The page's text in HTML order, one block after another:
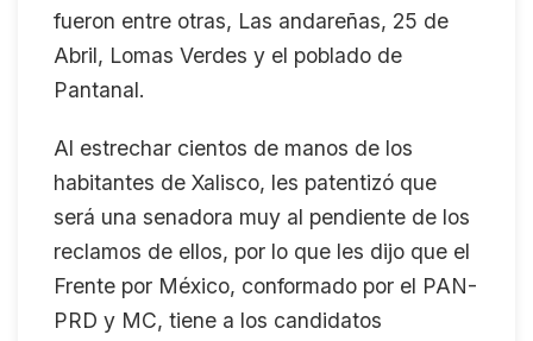
fueron entre otras, Las andareñas, 25 de
Abril, Lomas Verdes y el poblado de
Pantanal.
Al estrechar cientos de manos de los
habitantes de Xalisco, les patentizó que
será una senadora muy al pendiente de los
reclamos de ellos, por lo que les dijo que el
Frente por México, conformado por el PAN-
PRD y MC, tiene a los candidatos